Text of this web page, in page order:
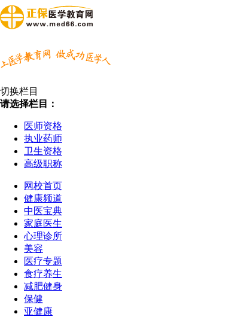
切换栏目
请选择栏目：
医师资格
执业药师
卫生资格
高级职称
网校首页
健康频道
中医宝典
家庭医生
心理诊所
美容
医疗专题
食疗养生
减肥健身
保健
亚健康